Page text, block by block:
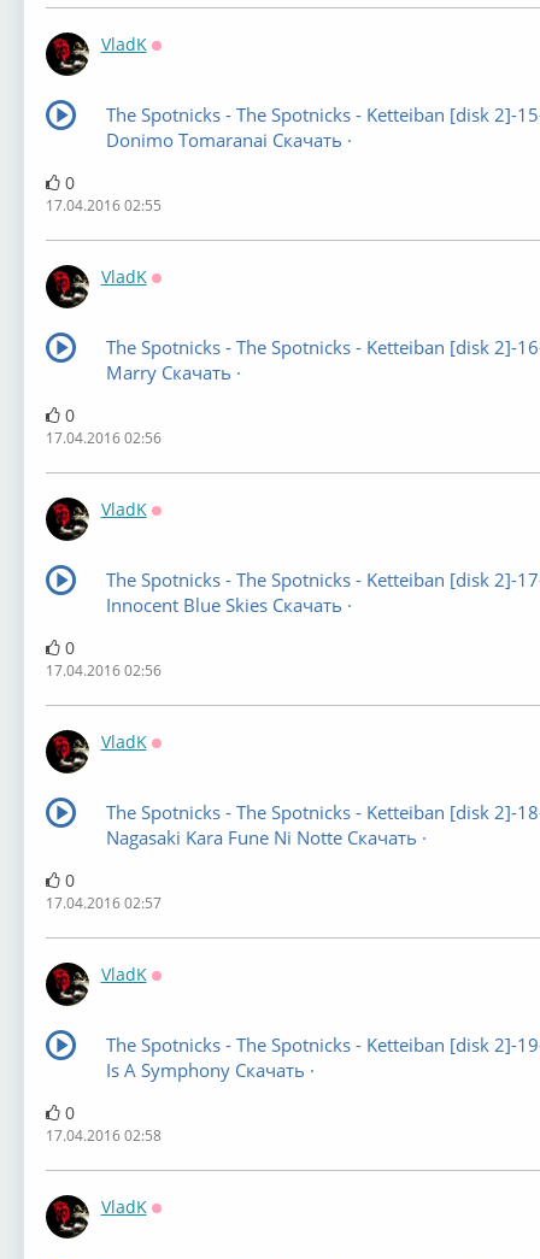
VladK
The Spotnicks - The Spotnicks - Ketteiban [disk 2]-
Donimo Tomaranai Скачать ·
0
17.04.2016 02:55
VladK
The Spotnicks - The Spotnicks - Ketteiban [disk 2]-
Marry Скачать ·
0
17.04.2016 02:56
VladK
The Spotnicks - The Spotnicks - Ketteiban [disk 2]-
Innocent Blue Skies Скачать ·
0
17.04.2016 02:56
VladK
The Spotnicks - The Spotnicks - Ketteiban [disk 2]-
Nagasaki Kara Fune Ni Notte Скачать ·
0
17.04.2016 02:57
VladK
The Spotnicks - The Spotnicks - Ketteiban [disk 2]-
Is A Symphony Скачать ·
0
17.04.2016 02:58
VladK